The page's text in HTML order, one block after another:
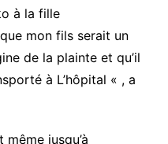
à la fille
mon fils serait un
de la plainte et qu’il
à L’hôpital « , a
jusqu’à